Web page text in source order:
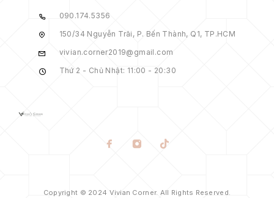
090.174.5356
150/34 Nguyễn Trãi, P. Bến Thành, Q1, TP.HCM
vivian.corner2019@gmail.com
Thứ 2 - Chủ Nhật: 11:00 - 20:30
Copyright © 2024 Vivian Corner. All Rights Reserved.